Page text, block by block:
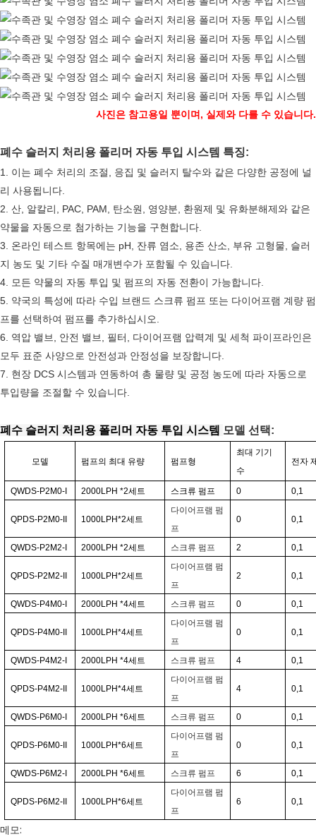
사진은 참고용일 뿐이며, 실제와 다를 수 있습니다.
폐수 슬러지 처리용 폴리머 자동 투입 시스템 특징:
1. 이는 폐수 처리의 조절, 응집 및 슬러지 탈수와 같은 다양한 공정에 널
리 사용됩니다.
2. 산, 알칼리, PAC, PAM, 탄소원, 영양분, 환원제 및 유화분해제와 같은
약물을 자동으로 첨가하는 기능을 구현합니다.
3. 온라인 테스트 항목에는 pH, 잔류 염소, 용존 산소, 부유 고형물, 슬러
지 농도 및 기타 수질 매개변수가 포함될 수 있습니다.
4. 모든 약물의 자동 투입 및 펌프의 자동 전환이 가능합니다.
5. 약국의 특성에 따라 수입 브랜드 스크류 펌프 또는 다이어프램 계량 펌
프를 선택하여 펌프를 추가하십시오.
6. 역압 밸브, 안전 밸브, 필터, 다이어프램 압력계 및 세척 파이프라인은
모두 표준 사양으로 안전성과 안정성을 보장합니다.
7. 현장 DCS 시스템과 연동하여 총 물량 및 공정 농도에 따라 자동으로
투입량을 조절할 수 있습니다.
폐수 슬러지 처리용 폴리머 자동 투입 시스템 모델 선택:
모델 펌프의 최대 유량 펌프형
최대 기기
수
전자
QWDS-P2M0-I 2000LPH *2세트 스크류 펌프 0 0,1
QPDS-P2M0-II 1000LPH*2세트
다이어프램 펌
프
0 0,1
QWDS-P2M2-I 2000LPH *2세트 스크류 펌프 2 0,1
QPDS-P2M2-II 1000LPH*2세트
다이어프램 펌
프
2 0,1
QWDS-P4M0-I 2000LPH *4세트 스크류 펌프 0 0,1
QPDS-P4M0-II 1000LPH*4세트
다이어프램 펌
프
0 0,1
QWDS-P4M2-I 2000LPH *4세트 스크류 펌프 4 0,1
QPDS-P4M2-II 1000LPH*4세트
다이어프램 펌
프
4 0,1
QWDS-P6M0-I 2000LPH *6세트 스크류 펌프 0 0,1
QPDS-P6M0-II 1000LPH*6세트
다이어프램 펌
프
0 0,1
QWDS-P6M2-I 2000LPH *6세트 스크류 펌프 6 0,1
QPDS-P6M2-II 1000LPH*6세트
다이어프램 펌
프
6 0,1
메모: